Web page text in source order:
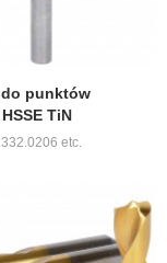
punktów
TiN
etc.